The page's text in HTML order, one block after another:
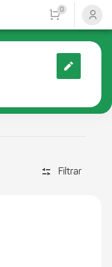
0
discover_tune Filtrar